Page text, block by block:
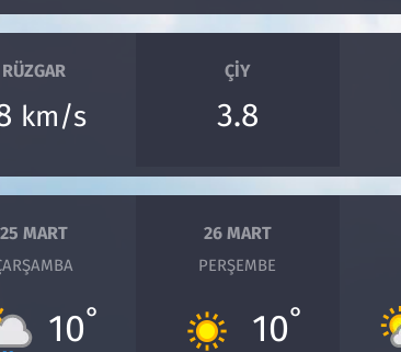
RÜZGAR
km/s
ÇIY
3.8
25 MART
10°
26 MART
PERŞEMBE
10°